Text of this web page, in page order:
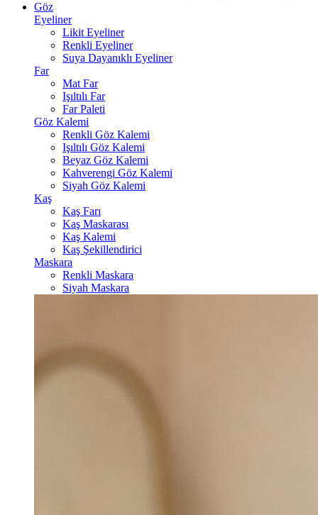
Göz
Eyeliner
Likit Eyeliner
Renkli Eyeliner
Suya Dayanıklı Eyeliner
Far
Mat Far
Işıltılı Far
Far Paleti
Göz Kalemi
Renkli Göz Kalemi
Işıltılı Göz Kalemi
Beyaz Göz Kalemi
Kahverengi Göz Kalemi
Siyah Göz Kalemi
Kaş
Kaş Farı
Kaş Maskarası
Kaş Kalemi
Kaş Şekillendirici
Maskara
Renkli Maskara
Siyah Maskara